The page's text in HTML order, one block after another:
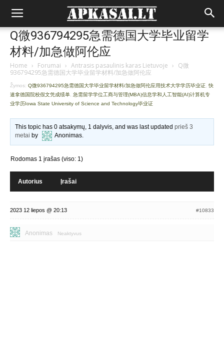
Q微936794295急需德国大学毕业留学
材料/加急做阿伦应
Home › Forumai › Antrasis pasaulinis karas Lietuvoje › Q微
936794295急需德国大学毕业留学材料/加急做阿伦应
Žymos: Q微936794295急需德国大学毕业留学材料/加急做阿伦应用技术大学学历毕业证 快
速拿德国院校假文凭成绩单 急需留学学位工商与管理(MBA)信息学和人工智能(AI)计算机专
业学历Iowa State University of Science and Technology毕业证
This topic has 0 atsakymų, 1 dalyvis, and was last updatedprieš 3
metai by Anonimas.
Rodomas 1 įrašas (viso: 1)
Autorius Įrašai
2023 12 liepos @ 20:13 #10833
Anonimas Neaktyvus